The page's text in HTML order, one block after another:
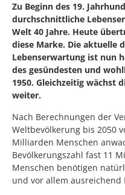
Zu Beginn des 19.
durchschnittliche
Welt 40 Jahre. Heute
diese Marke. Die aktuelle
Lebenserwartung ist nun
des gesündesten und
1950. Gleichzeitig wächst
weiter.
Nach Berechnungen der
Weltbevölkerung bis 2050
Milliarden Menschen
Bevölkerungszahl fast 11
Menschen benötigen
und vor allem ausreichend